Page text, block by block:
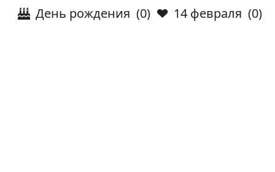
День рождения (0) 14 февраля (0)